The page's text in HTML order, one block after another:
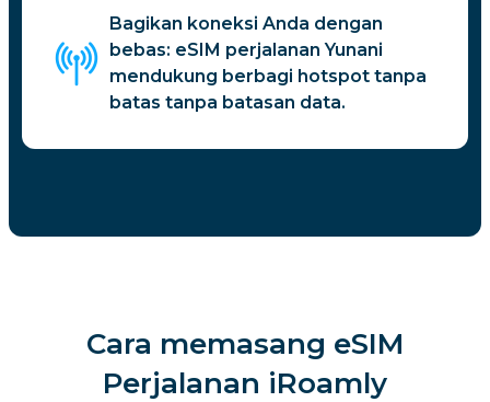
Bagikan koneksi Anda dengan
bebas: eSIM perjalanan Yunani
mendukung berbagi hotspot tanpa
batas tanpa batasan data.
Cara memasang eSIM
Perjalanan iRoamly